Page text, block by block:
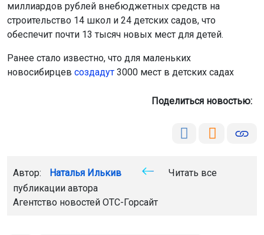
миллиардов рублей внебюджетных средств на
строительство 14 школ и 24 детских садов, что
обеспечит почти 13 тысяч новых мест для детей.
Ранее стало известно, что для маленьких
новосибирцев создадут 3000 мест в детских садах
Поделиться новостью:
Автор: Наталья Илькив
Читать все
публикации автора
Агентство новостей ОТС-Горсайт